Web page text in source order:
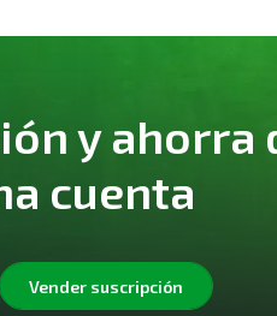
y ahorra
cuenta
Vender suscripción